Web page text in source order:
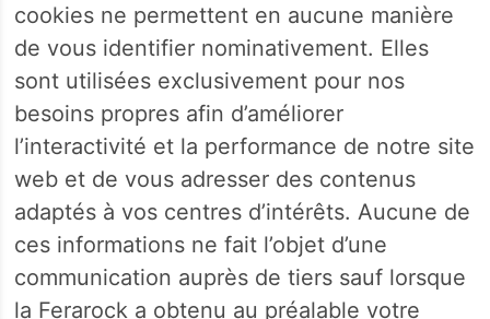
cookies ne permettent en aucune manière
de vous identifier nominativement. Elles
sont utilisées exclusivement pour nos
besoins propres afin d’améliorer
l’interactivité et la performance de notre site
web et de vous adresser des contenus
adaptés à vos centres d’intérêts. Aucune de
ces informations ne fait l’objet d’une
communication auprès de tiers sauf lorsque
la Ferarock a obtenu au préalable votre